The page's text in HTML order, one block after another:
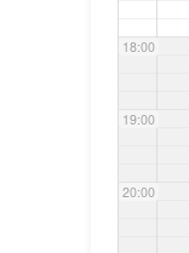
18:00
19:00
20:00